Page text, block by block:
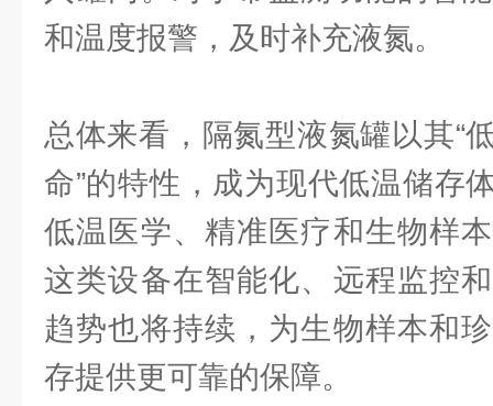
和温度报警，及时补充液氮。
总体来看，隔氮型液氮罐以其“
命”的特性，成为现代低温储存
低温医学、精准医疗和生物样
这类设备在智能化、远程监控
趋势也将持续，为生物样本和
存提供更可靠的保障。